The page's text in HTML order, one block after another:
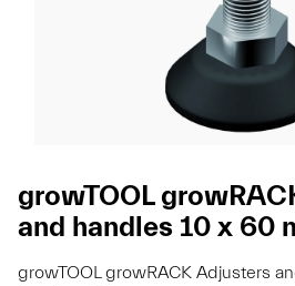
growTOOL
and handles 10 x 60
growTOOL growRACK Adjusters